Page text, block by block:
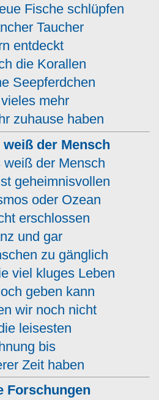
Fische schlüpfen
Taucher
entdeckt
die Korallen
Seepferdchen
mehr
zuhause haben
der Mensch
weiß der Mensch
geheimnisvollen
oder Ozean
erschlossen
und gar
zu gänglich
viel kluges Leben
geben kann
wir noch nicht
leisesten
bis
Zeit haben
Forschungen